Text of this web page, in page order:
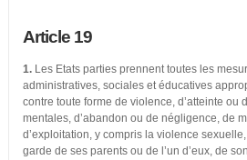
Article 19
1.Les Etats parties prennent toutes les
administratives, sociales et éducatives
contre toute forme de violence, d’atteinte ou
mentales, d’abandon ou de négligence, de
d’exploitation, y compris la violence
garde de ses parents ou de l’un d’eux, de